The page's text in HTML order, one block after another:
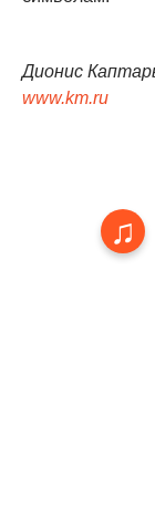
Дионис
www.km.ru